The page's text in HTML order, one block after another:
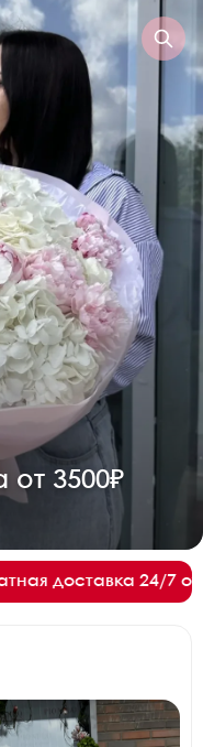
от 3500₽
Краснодарской